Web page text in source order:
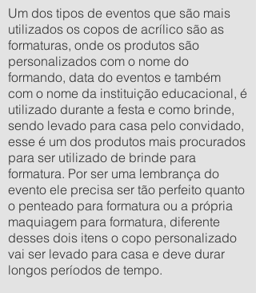
Um dos tipos de eventos que são mais
utilizados os copos de acrílico são as
formaturas, onde os produtos são
personalizados com o nome do
formando, data do eventos e também
com o nome da instituição educacional, é
utilizado durante a festa e como brinde,
sendo levado para casa pelo convidado,
esse é um dos produtos mais procurados
para ser utilizado de brinde para
formatura. Por ser uma lembrança do
evento ele precisa ser tão perfeito quanto
o penteado para formatura ou a própria
maquiagem para formatura, diferente
desses dois itens o copo personalizado
vai ser levado para casa e deve durar
longos períodos de tempo.